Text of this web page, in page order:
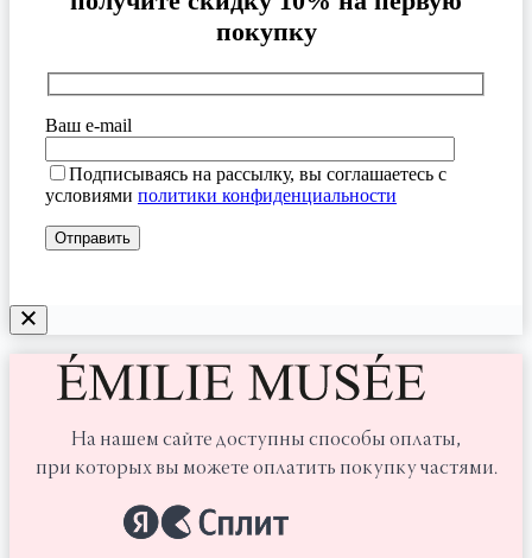
покупку
Ваш e-mail
Подписываясь на рассылку, вы соглашаетесь с
условиями политики конфиденциальности
На нашем сайте доступны способы оплаты,
при которых вы можете оплатить покупку частями.